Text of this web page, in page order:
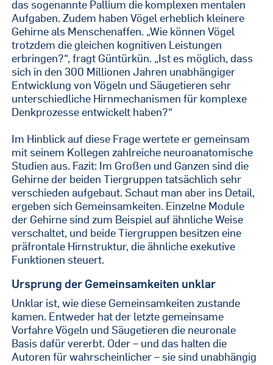
das sogenannte Pallium die komplexen mentalen
Aufgaben. Zudem haben Vögel erheblich kleinere
Gehirne als Menschenaffen. „Wie können Vögel
trotzdem die gleichen kognitiven Leistungen
erbringen?“, fragt Güntürkün. „Ist es möglich, dass
sich in den 300 Millionen Jahren unabhängiger
Entwicklung von Vögeln und Säugetieren sehr
unterschiedliche Hirnmechanismen für komplexe
Denkprozesse entwickelt haben?“
Im Hinblick auf diese Frage wertete er gemeinsam
mit seinem Kollegen zahlreiche neuroanatomische
Studien aus. Fazit: Im Großen und Ganzen sind die
Gehirne der beiden Tiergruppen tatsächlich sehr
verschieden aufgebaut. Schaut man aber ins Detail,
ergeben sich Gemeinsamkeiten. Einzelne Module
der Gehirne sind zum Beispiel auf ähnliche Weise
verschaltet, und beide Tiergruppen besitzen eine
präfrontale Hirnstruktur, die ähnliche exekutive
Funktionen steuert.
Ursprung der Gemeinsamkeiten unklar
Unklar ist, wie diese Gemeinsamkeiten zustande
kamen. Entweder hat der letzte gemeinsame
Vorfahre Vögeln und Säugetieren die neuronale
Basis dafür vererbt. Oder – und das halten die
Autoren für wahrscheinlicher – sie sind unabhängig